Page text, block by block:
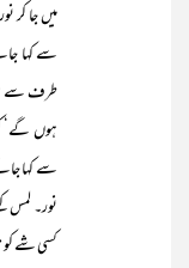
میں جا کر
سے کہا
طرف سے
ہوں گے‘
سے کہا
نور۔ لمس
کسی شے کو